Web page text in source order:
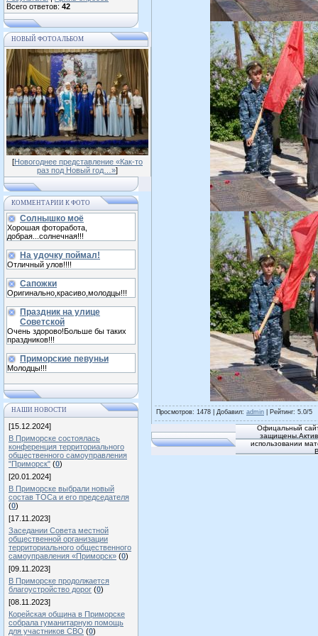
Всего ответов: 42
НОВЫЙ ФОТОАЛЬБОМ
[Новогоднее представление «Как-то
раз под Новый год…»]
КОММЕНТАРИИ К ФОТО
Солнышко моё
Хорошая фоторабота,
добрая...солнечная!!!
На удочку поймал!
Отличный улов!!!!
Сапожки
Оригинально,красиво,молодцы!!!
Праздник на улице
Советской
Очень здорово!Больше бы таких
праздников!!!
Приморские певуньи
Молодцы!!!
НАШИ НОВОСТИ
[15.12.2024]
В Приморске состоялась
конференция территориального
общественного самоуправления
"Приморск" (0)
[20.01.2024]
В Приморске выбрали новый
состав ТОСа и его председателя
(0)
[17.11.2023]
Заседании Совета местной
общественной организации
территориального общественного
самоуправления «Приморск» (0)
[09.11.2023]
В Приморске продолжается
благоустройство дорог (0)
[08.11.2023]
Корейская община в Приморске
собрала гуманитарную помощь
для участников СВО (0)
Просмотров: 1478 | Добавил: admin Рейтинг: 5.0/5
Офицальный
использовании